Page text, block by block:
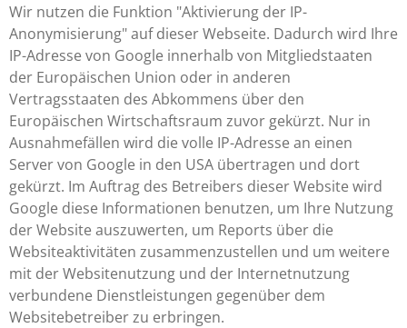
Wir nutzen die Funktion "Aktivierung der IP-
Anonymisierung" auf dieser Webseite. Dadurch wird Ihre
IP-Adresse von Google innerhalb von Mitgliedstaaten
der Europäischen Union oder in anderen
Vertragsstaaten des Abkommens über den
Europäischen Wirtschaftsraum zuvor gekürzt. Nur in
Ausnahmefällen wird die volle IP-Adresse an einen
Server von Google in den USA übertragen und dort
gekürzt. Im Auftrag des Betreibers dieser Website wird
Google diese Informationen benutzen, um Ihre Nutzung
der Website auszuwerten, um Reports über die
Websiteaktivitäten zusammenzustellen und um weitere
mit der Websitenutzung und der Internetnutzung
verbundene Dienstleistungen gegenüber dem
Websitebetreiber zu erbringen.